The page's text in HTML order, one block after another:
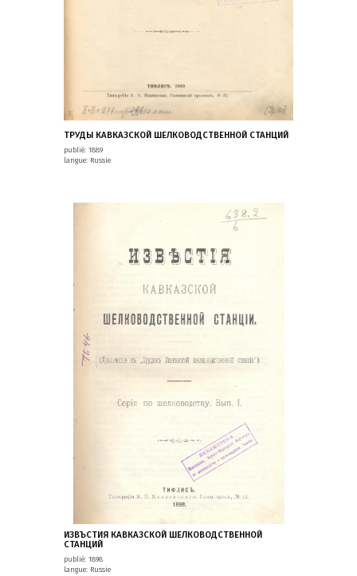
ТРУДЫ КАВКАЗСКОЙ ШЕЛКОВОДСТВЕННОЙ СТАНЦИЙ
publié: 1889
langue: Russie
ИЗВЪСТИЯ КАВКАЗСКОЙ ШЕЛКОВОДСТВЕННОЙ
СТАНЦИЙ
publié: 1898
langue: Russie